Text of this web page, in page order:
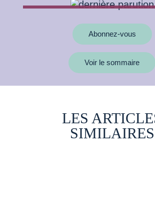
Abonnez-vous
Voir le sommaire
LES
SIMILAIRES